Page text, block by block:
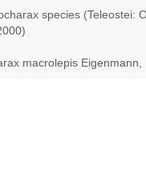
species
macrolepis